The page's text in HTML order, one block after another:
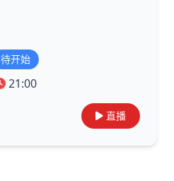
待开始
21:00
直播